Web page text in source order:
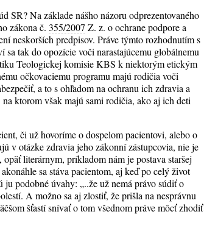
SR? Na základe nášho názoru odprezentovaného
zákona č.355/2007 Z. z. o ochrane podpore a
neskorších predpisov. Práve týmto rozhodnutím s
tak do opozície voči narastajúcemu globálnemu
Teologickej komisie KBS k niektorým etickým
očkovaciemu programu majú rodičia voči
a to s ohľadom na ochranu ich zdravia a
ktorom však majú sami rodičia, ako aj ich deti
či už hovoríme o dospelom pacientovi, alebo o
v otázke zdravia jeho zákonní zástupcovia, nie je
literárnym, príkladom nám je postava staršej
sa stáva pacientom, aj keď po celý život
ju podobné úvahy: „..že už nemá právo súdiť o
A možno sa aj zlostiť, že prišla na nesprávnu
šťastí snívať o tom všednom práve môcť zhodiť